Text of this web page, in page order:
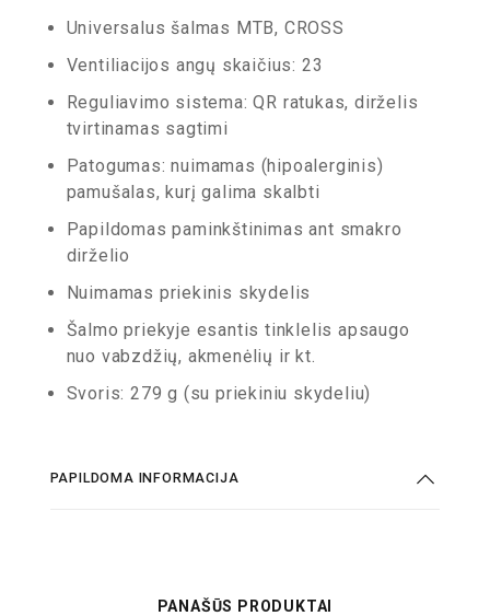
Universalus šalmas MTB, CROSS
Ventiliacijos angų skaičius: 23
Reguliavimo sistema: QR ratukas, dirželis
tvirtinamas sagtimi
Patogumas: nuimamas (hipoalerginis)
pamušalas, kurį galima skalbti
Papildomas paminkštinimas ant smakro
dirželio
Nuimamas priekinis skydelis
Šalmo priekyje esantis tinklelis apsaugo
nuo vabzdžių, akmenėlių ir kt.
Svoris: 279 g (su priekiniu skydeliu)
PAPILDOMA INFORMACIJA
PANAŠŪS PRODUKTAI